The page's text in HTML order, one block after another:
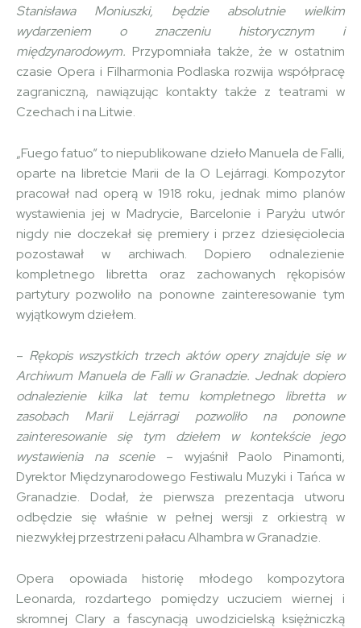
Stanisława Moniuszki, będzie absolutnie wielkim
wydarzeniem o znaczeniu historycznym i
międzynarodowym. Przypomniała także, że w ostatnim
czasie Opera i Filharmonia Podlaska rozwija współpracę
zagraniczną, nawiązując kontakty także z teatrami w
Czechach i na Litwie.
„Fuego fatuo” to niepublikowane dzieło Manuela de Falli,
oparte na libretcie Marii de la O Lejárragi. Kompozytor
pracował nad operą w 1918 roku, jednak mimo planów
wystawienia jej w Madrycie, Barcelonie i Paryżu utwór
nigdy nie doczekał się premiery i przez dziesięciolecia
pozostawał w archiwach. Dopiero odnalezienie
kompletnego libretta oraz zachowanych rękopisów
partytury pozwoliło na ponowne zainteresowanie tym
wyjątkowym dziełem.
– Rękopis wszystkich trzech aktów opery znajduje się w
Archiwum Manuela de Falli w Granadzie. Jednak dopiero
odnalezienie kilka lat temu kompletnego libretta w
zasobach Marii Lejárragi pozwoliło na ponowne
zainteresowanie się tym dziełem w kontekście jego
wystawienia na scenie– wyjaśnił Paolo Pinamonti,
Dyrektor Międzynarodowego Festiwalu Muzyki i Tańca w
Granadzie. Dodał, że pierwsza prezentacja utworu
odbędzie się właśnie w pełnej wersji z orkiestrą w
niezwykłej przestrzeni pałacu Alhambra w Granadzie.
Opera opowiada historię młodego kompozytora
Leonarda, rozdartego pomiędzy uczuciem wiernej i
skromnej Clary a fascynacją uwodzicielską księżniczką